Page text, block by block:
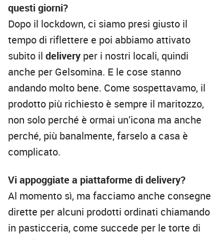
questi giorni?
Dopo il lockdown, ci siamo presi giusto il
tempo di riflettere e poi abbiamo attivato
subito il delivery per i nostri locali, quindi
anche per Gelsomina. E le cose stanno
andando molto bene. Come sospettavamo, il
prodotto più richiesto è sempre il maritozzo,
non solo perché è ormai un’icona ma anche
perché, più banalmente, farselo a casa è
complicato.
Vi appoggiate a piattaforme di delivery?
Al momento sì, ma facciamo anche consegne
dirette per alcuni prodotti ordinati chiamando
in pasticceria, come succede per le torte di